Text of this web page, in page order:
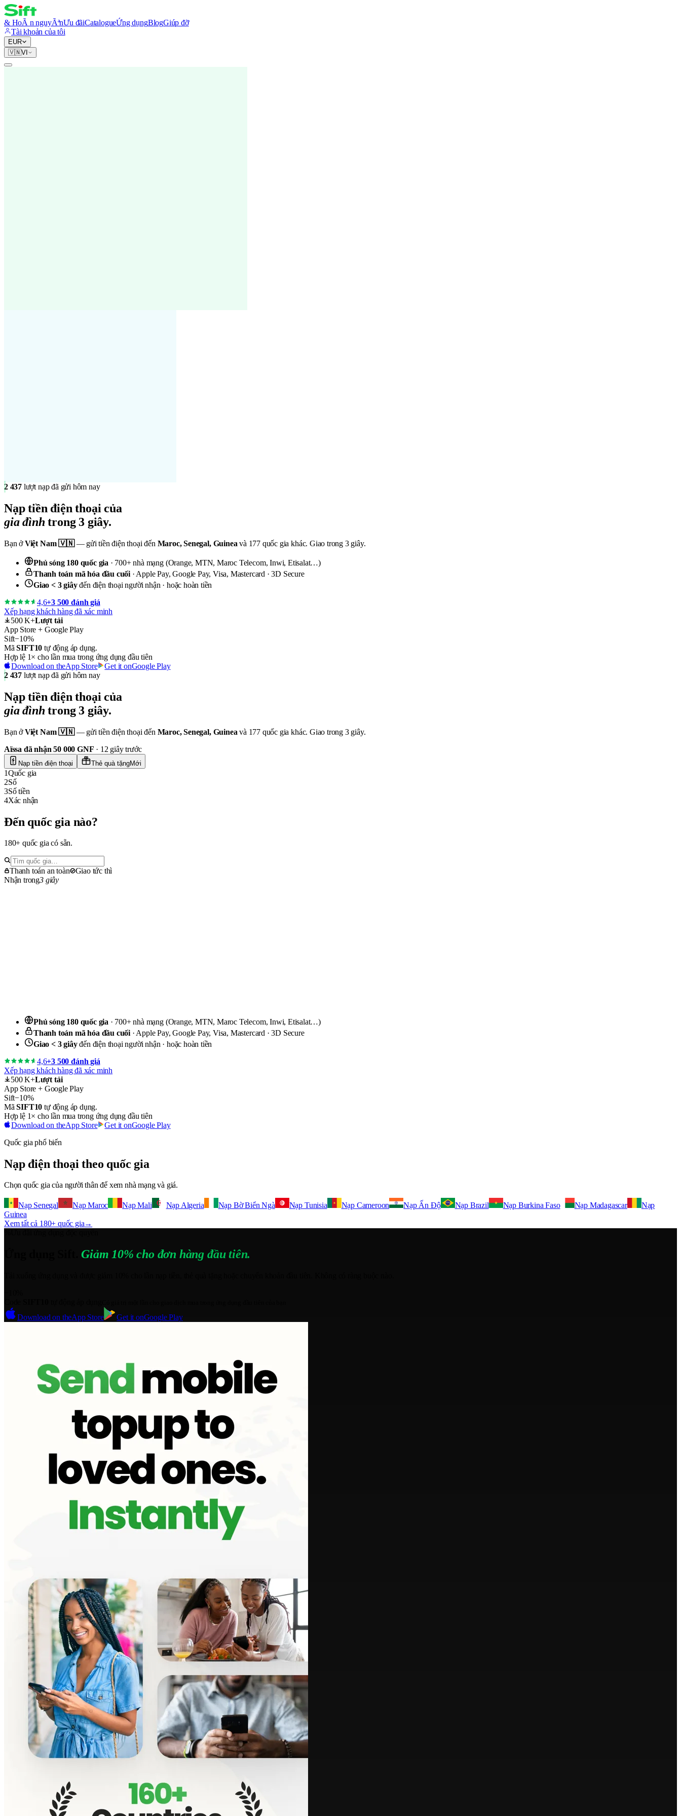
& HoÃ n nguyÃªnƯu đãiCatalogueỨng dụngBlogGiúp đỡ
Tài khoản của tôi
EUR
🇻🇳VI
2 437 lượt nạp đã gửi hôm nay
Nạp tiền điện thoại của
gia đình trong 3 giây.
Bạn ởViệt Nam 🇻🇳— gửi tiền điện thoại đến Maroc, Senegal, Guinea và 177 quốc gia khác. Giao trong 3 giây.
Phủ sóng 180 quốc gia · 700+ nhà mạng (Orange, MTN, Maroc Telecom, Inwi, Etisalat…)
Thanh toán mã hóa đầu cuối · Apple Pay, Google Pay, Visa, Mastercard · 3D Secure
Giao < 3 giâyđến điện thoại người nhận · hoặc hoàn tiền
4,6+3 500 đánh giá
Xếp hạng khách hàng đã xác minh
500 K+Lượt tải
App Store + Google Play
Sift−10%
MãSIFT10 tự động áp dụng.
Hợp lệ 1× cho lần mua trong ứng dụng đầu tiên
Download on theApp Store Get it onGoogle Play
2 437 lượt nạp đã gửi hôm nay
Nạp tiền điện thoại của
gia đình trong 3 giây.
Bạn ởViệt Nam 🇻🇳— gửi tiền điện thoại đến Maroc, Senegal, Guinea và 177 quốc gia khác. Giao trong 3 giây.
Aïssa đã nhận 50 000 GNF · 12 giây trước
Nạp tiền điện thoại Thẻ quà tặngMới
1Quốc gia
2Số
3Số tiền
4Xác nhận
Đến quốc gia nào?
180+ quốc gia có sẵn.
Thanh toán an toàn
Giao tức thì
Nhận trong3 giây
Phủ sóng 180 quốc gia · 700+ nhà mạng (Orange, MTN, Maroc Telecom, Inwi, Etisalat…)
Thanh toán mã hóa đầu cuối · Apple Pay, Google Pay, Visa, Mastercard · 3D Secure
Giao < 3 giâyđến điện thoại người nhận · hoặc hoàn tiền
4,6+3 500 đánh giá
Xếp hạng khách hàng đã xác minh
500 K+Lượt tải
App Store + Google Play
Sift−10%
MãSIFT10 tự động áp dụng.
Hợp lệ 1× cho lần mua trong ứng dụng đầu tiên
Download on theApp Store Get it onGoogle Play
Quốc gia phổ biến
Nạp điện thoại theo quốc gia
Chọn quốc gia của người thân để xem nhà mạng và giá.
Nạp Senegal Nạp Maroc Nạp Mali Nạp Algeria Nạp Bờ Biển Ngà Nạp Tunisia Nạp Cameroon Nạp Ấn Độ Nạp Brazil Nạp Burkina Faso Nạp Madagascar
Nạp
Guinea
Xem tất cả 180+ quốc gia→
Giảm 10% cho đơn hàng đầu tiên.
Download on theApp Store Get it onGoogle Play